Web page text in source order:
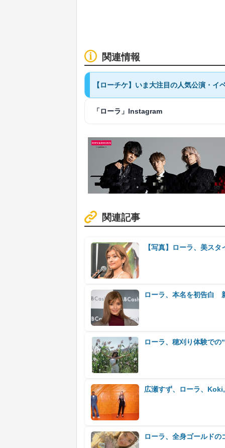
関連情報
【ローチケ】いま大注目の人気公演・イ
「ローラ」Instagram
関連記事
【写真】ローラ、美ス
ローラ、本名を初告白
ローラ、穂刈り体験での
広瀬すず、ローラ、
ローラ、全身ゴールド